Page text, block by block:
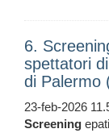
6.
spettatori
di Palermo
23-feb-2026
Screening